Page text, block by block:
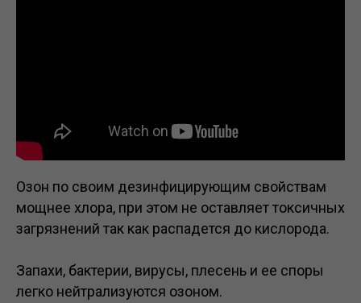
Озон по своим дезинфицирующим свойствам
мощнее хлора, при этом не оставляет токсичных
загрязнений так как распадется до кислорода.
Запахи, бактерии, вирусы, плесень и ее споры
легко нейтрализуются озоном.